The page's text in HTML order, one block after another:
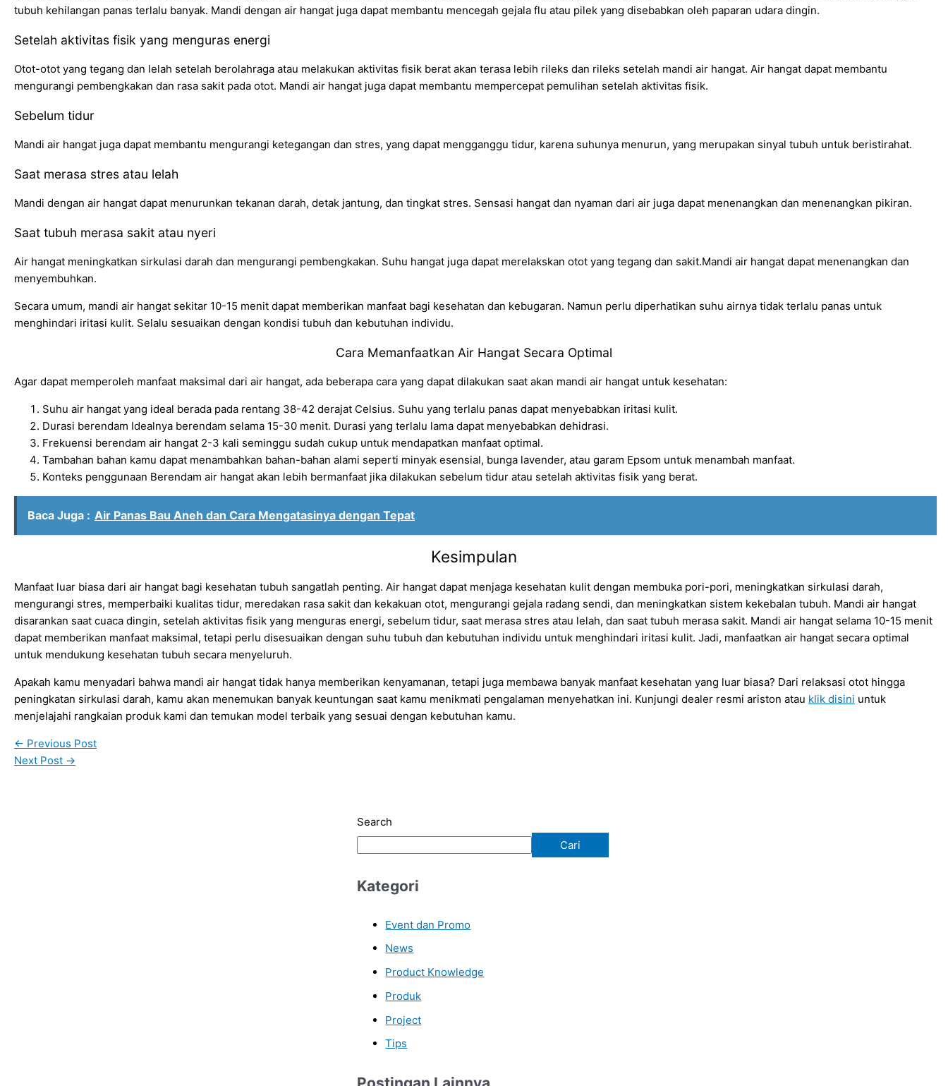
tubuh kehilangan panas terlalu banyak. Mandi dengan air hangat juga dapat membantu mencegah gejala flu atau pilek yang disebabkan oleh paparan udara dingin.
Setelah aktivitas fisik yang menguras energi
Otot-otot yang tegang dan lelah setelah berolahraga atau melakukan aktivitas fisik berat akan terasa lebih rileks dan rileks setelah mandi air hangat. Air hangat dapat membantu
mengurangi pembengkakan dan rasa sakit pada otot. Mandi air hangat juga dapat membantu mempercepat pemulihan setelah aktivitas fisik.
Sebelum tidur
Mandi air hangat juga dapat membantu mengurangi ketegangan dan stres, yang dapat mengganggu tidur, karena suhunya menurun, yang merupakan sinyal tubuh untuk beristirahat.
Saat merasa stres atau lelah
Mandi dengan air hangat dapat menurunkan tekanan darah, detak jantung, dan tingkat stres. Sensasi hangat dan nyaman dari air juga dapat menenangkan dan menenangkan pikiran.
Saat tubuh merasa sakit atau nyeri
Air hangat meningkatkan sirkulasi darah dan mengurangi pembengkakan. Suhu hangat juga dapat merelakskan otot yang tegang dan sakit.Mandi air hangat dapat menenangkan dan
menyembuhkan.
Secara umum, mandi air hangat sekitar 10-15 menit dapat memberikan manfaat bagi kesehatan dan kebugaran. Namun perlu diperhatikan suhu airnya tidak terlalu panas untuk
menghindari iritasi kulit. Selalu sesuaikan dengan kondisi tubuh dan kebutuhan individu.
Cara Memanfaatkan Air Hangat Secara Optimal
Agar dapat memperoleh manfaat maksimal dari air hangat, ada beberapa cara yang dapat dilakukan saat akan mandi air hangat untuk kesehatan:
Suhu air hangat yang ideal berada pada rentang 38-42 derajat Celsius. Suhu yang terlalu panas dapat menyebabkan iritasi kulit.
Durasi berendam Idealnya berendam selama 15-30 menit. Durasi yang terlalu lama dapat menyebabkan dehidrasi.
Frekuensi berendam air hangat 2-3 kali seminggu sudah cukup untuk mendapatkan manfaat optimal.
Tambahan bahan kamu dapat menambahkan bahan-bahan alami seperti minyak esensial, bunga lavender, atau garam Epsom untuk menambah manfaat.
Konteks penggunaan Berendam air hangat akan lebih bermanfaat jika dilakukan sebelum tidur atau setelah aktivitas fisik yang berat.
Baca Juga : Air Panas Bau Aneh dan Cara Mengatasinya dengan Tepat
Kesimpulan
Manfaat luar biasa dari air hangat bagi kesehatan tubuh sangatlah penting. Air hangat dapat menjaga kesehatan kulit dengan membuka pori-pori, meningkatkan sirkulasi darah,
mengurangi stres, memperbaiki kualitas tidur, meredakan rasa sakit dan kekakuan otot, mengurangi gejala radang sendi, dan meningkatkan sistem kekebalan tubuh. Mandi air hangat
disarankan saat cuaca dingin, setelah aktivitas fisik yang menguras energi, sebelum tidur, saat merasa stres atau lelah, dan saat tubuh merasa sakit. Mandi air hangat selama 10-15 menit
dapat memberikan manfaat maksimal, tetapi perlu disesuaikan dengan suhu tubuh dan kebutuhan individu untuk menghindari iritasi kulit. Jadi, manfaatkan air hangat secara optimal
untuk mendukung kesehatan tubuh secara menyeluruh.
Apakah kamu menyadari bahwa mandi air hangat tidak hanya memberikan kenyamanan, tetapi juga membawa banyak manfaat kesehatan yang luar biasa? Dari relaksasi otot hingga
peningkatan sirkulasi darah, kamu akan menemukan banyak keuntungan saat kamu menikmati pengalaman menyehatkan ini. Kunjungi dealer resmi ariston atau klik disini untuk
menjelajahi rangkaian produk kami dan temukan model terbaik yang sesuai dengan kebutuhan kamu.
← Previous Post
Next Post →
Search
Cari
Kategori
Event dan Promo
News
Product Knowledge
Produk
Project
Tips